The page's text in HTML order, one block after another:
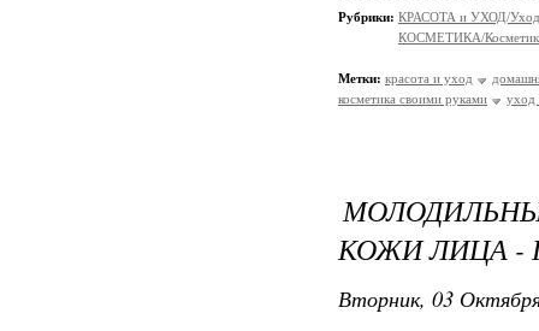
Рубрики: КРАСОТА и УХОД/Уход
КОСМЕТИКА/
Метки: красота и уход
косметика своими руками
уход
КОЖИ ЛИЦА -
Вторник, 03